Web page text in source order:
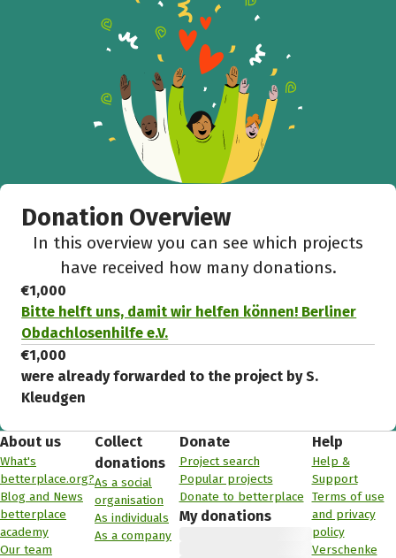
Donation Overview
In this overview you can see which projects
have received how many donations.
€1,000
Bitte helft uns, damit wir helfen können! Berliner
Obdachlosenhilfe e.V.
€1,000
were already forwarded to the project by S.
Kleudgen
About us
What's
betterplace.org?
Blog and News
betterplace
academy
Our team
Collect
donations
As a social
organisation
As individuals
As a company
Donate
Project search
Popular projects
Donate to betterplace
My donations
Help
Help &
Support
Terms of use
and privacy
policy
Verschenke